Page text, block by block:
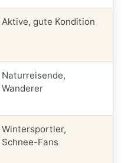
Aktive, gute Kondition
Naturreisende,
Wanderer
Wintersportler,
Schnee-Fans